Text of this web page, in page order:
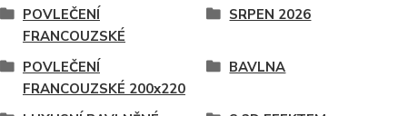
POVLEČENÍ
FRANCOUZSKÉ
SRPEN 2026
POVLEČENÍ
FRANCOUZSKÉ 200x220
BAVLNA